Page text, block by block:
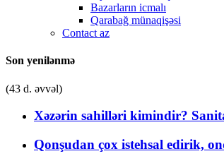
Bazarların icmalı
Qarabağ münaqişəsi
Contact az
Son yenilənmə
(43 d. əvvəl)
Xəzərin sahilləri kimindir?
Qonşudan çox istehsal edirik,